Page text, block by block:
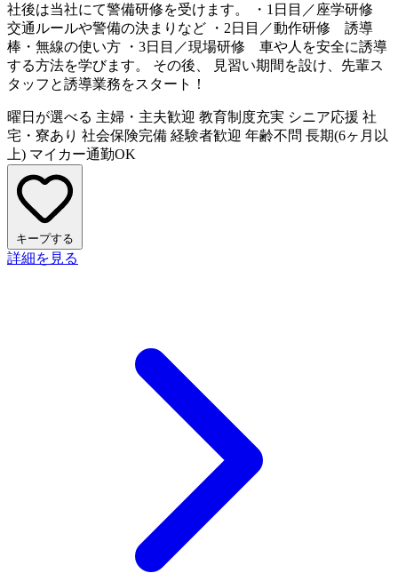
社後は当社にて警備研修を受けます。 ・1日目／座学研修
交通ルールや警備の決まりなど ・2日目／動作研修 誘導
棒・無線の使い方 ・3日目／現場研修 車や人を安全に誘導
する方法を学びます。 その後、 見習い期間を設け、先輩ス
タッフと誘導業務をスタート！
曜日が選べる 主婦・主夫歓迎 教育制度充実 シニア応援 社
宅・寮あり 社会保険完備 経験者歓迎 年齢不問 長期(6ヶ月以
上) マイカー通勤OK
キープする
詳細を見る